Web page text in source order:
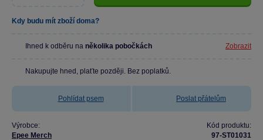
Kdy budu mít zboží doma?
Ihned k odběru na několika pobočkách Zobrazit
Nakupujte hned, plaťte později. Bez poplatků.
Pohlídat psem Poslat přátelům
Výrobce:
Epee Merch
Kód produktu:
97-ST01031